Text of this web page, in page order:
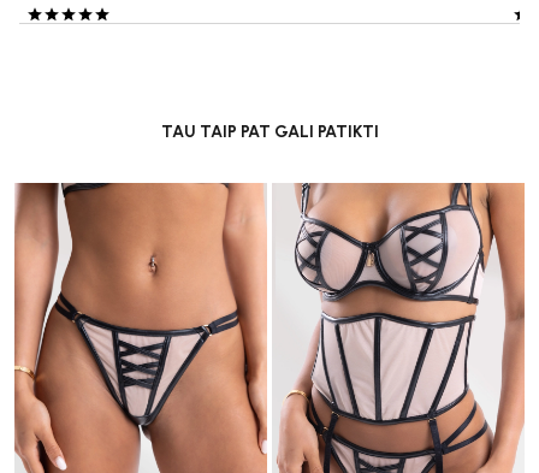
TAU TAIP PAT GALI PATIKTI